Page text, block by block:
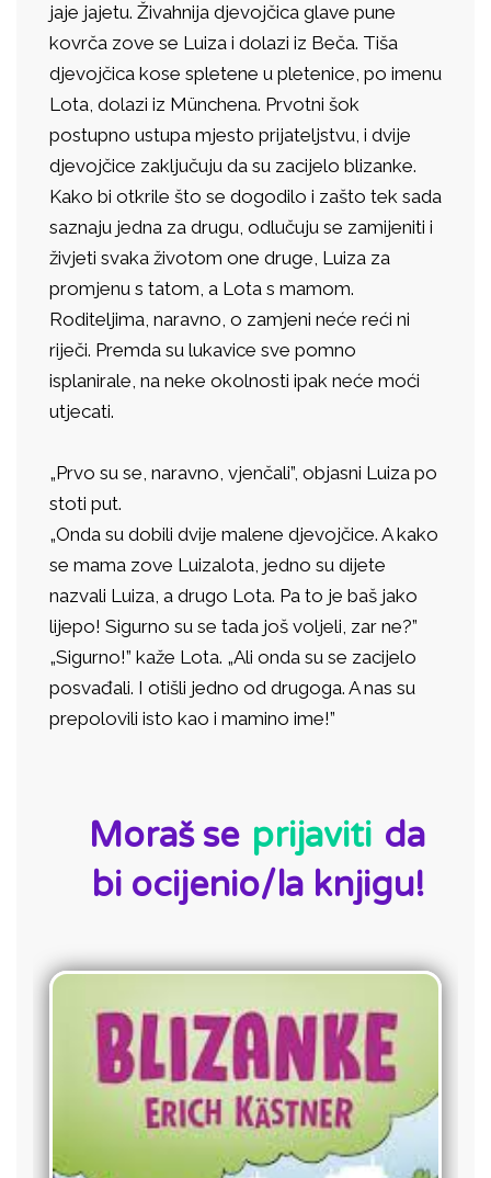
jaje jajetu. Živahnija djevojčica glave pune
kovrča zove se Luiza i dolazi iz Beča. Tiša
djevojčica kose spletene u pletenice, po imenu
Lota, dolazi iz Münchena. Prvotni šok
postupno ustupa mjesto prijateljstvu, i dvije
djevojčice zaključuju da su zacijelo blizanke.
Kako bi otkrile što se dogodilo i zašto tek sada
saznaju jedna za drugu, odlučuju se zamijeniti i
živjeti svaka životom one druge, Luiza za
promjenu s tatom, a Lota s mamom.
Roditeljima, naravno, o zamjeni neće reći ni
riječi. Premda su lukavice sve pomno
isplanirale, na neke okolnosti ipak neće moći
utjecati.
„Prvo su se, naravno, vjenčali”, objasni Luiza po
stoti put.
„Onda su dobili dvije malene djevojčice. A kako
se mama zove Luizalota, jedno su dijete
nazvali Luiza, a drugo Lota. Pa to je baš jako
lijepo! Sigurno su se tada još voljeli, zar ne?”
„Sigurno!” kaže Lota. „Ali onda su se zacijelo
posvađali. I otišli jedno od drugoga. A nas su
prepolovili isto kao i mamino ime!”
Moraš se prijaviti da
bi ocijenio/la knjigu!